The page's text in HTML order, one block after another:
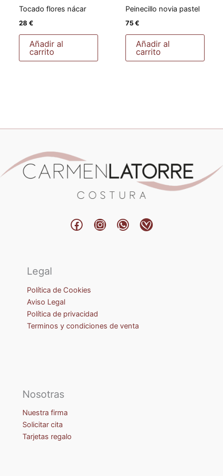
Tocado flores nácar
28 €
Añadir al
carrito
Peinecillo novia pastel
75€
Añadir al
carrito
Facebook
Instagram
WhatsApp
Legal
Política de Cookies
Aviso Legal
Política de privacidad
Terminos y condiciones de venta
Nosotras
Nuestra firma
Solicitar cita
Tarjetas regalo